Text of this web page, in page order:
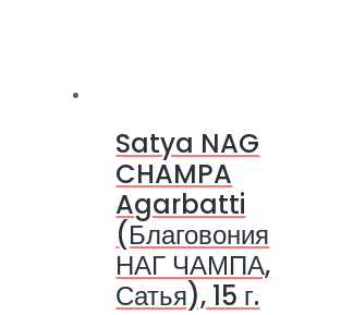
Satya NAG
CHAMPA
Agarbatti
(Благовония
НАГ ЧАМПА,
Сатья), 15 г.